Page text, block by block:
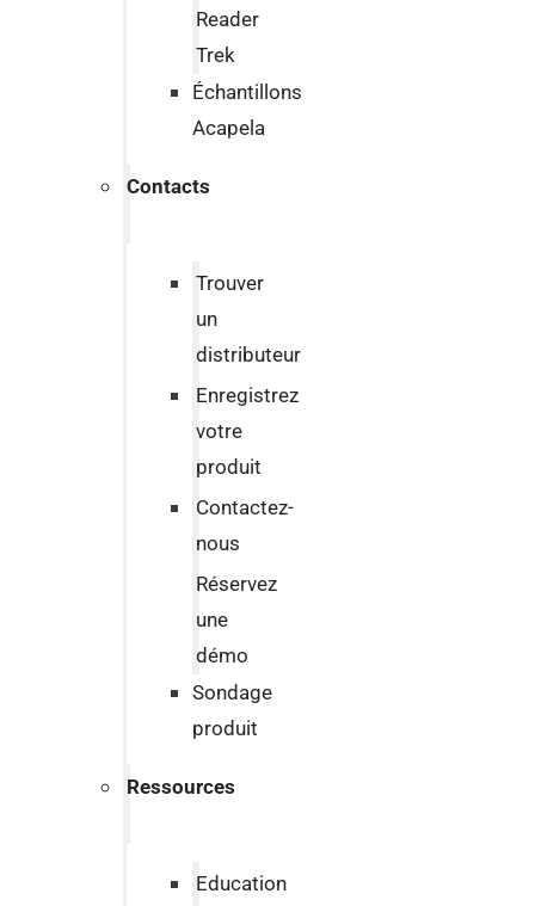
Reader
Trek
Échantillons
Acapela
Contacts
Trouver
un
distributeur
Enregistrez
votre
produit
Contactez-
nous
Réservez
une
démo
Sondage
produit
Ressources
Education